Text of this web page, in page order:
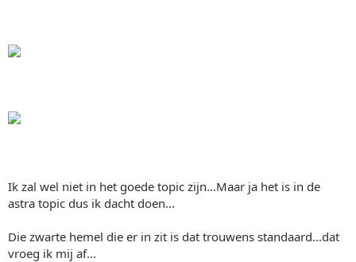
Ik zal wel niet in het goede topic zijn...Maar ja het is in de
astra topic dus ik dacht doen...
Die zwarte hemel die er in zit is dat trouwens standaard...dat
vroeg ik mij af...